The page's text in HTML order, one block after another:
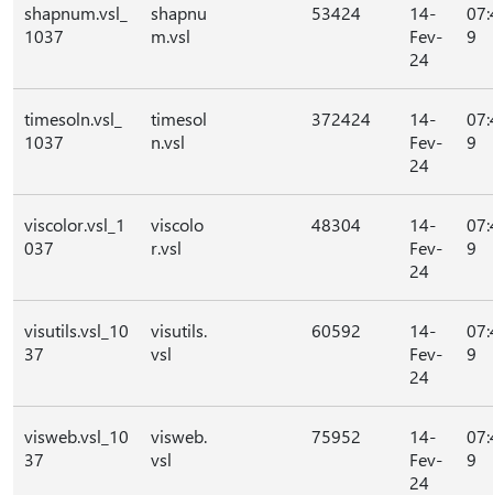
shapnum.vsl_
1037
shapnu
m.vsl
53424
14-
Fev-
24
9
timesoln.vsl_
1037
timesol
n.vsl
372424
14-
Fev-
24
9
viscolor.vsl_1
037
viscolo
r.vsl
48304
14-
Fev-
24
9
visutils.vsl_10
37
visutils.
vsl
60592
14-
Fev-
24
9
visweb.vsl_10
37
visweb.
vsl
75952
14-
Fev-
24
9